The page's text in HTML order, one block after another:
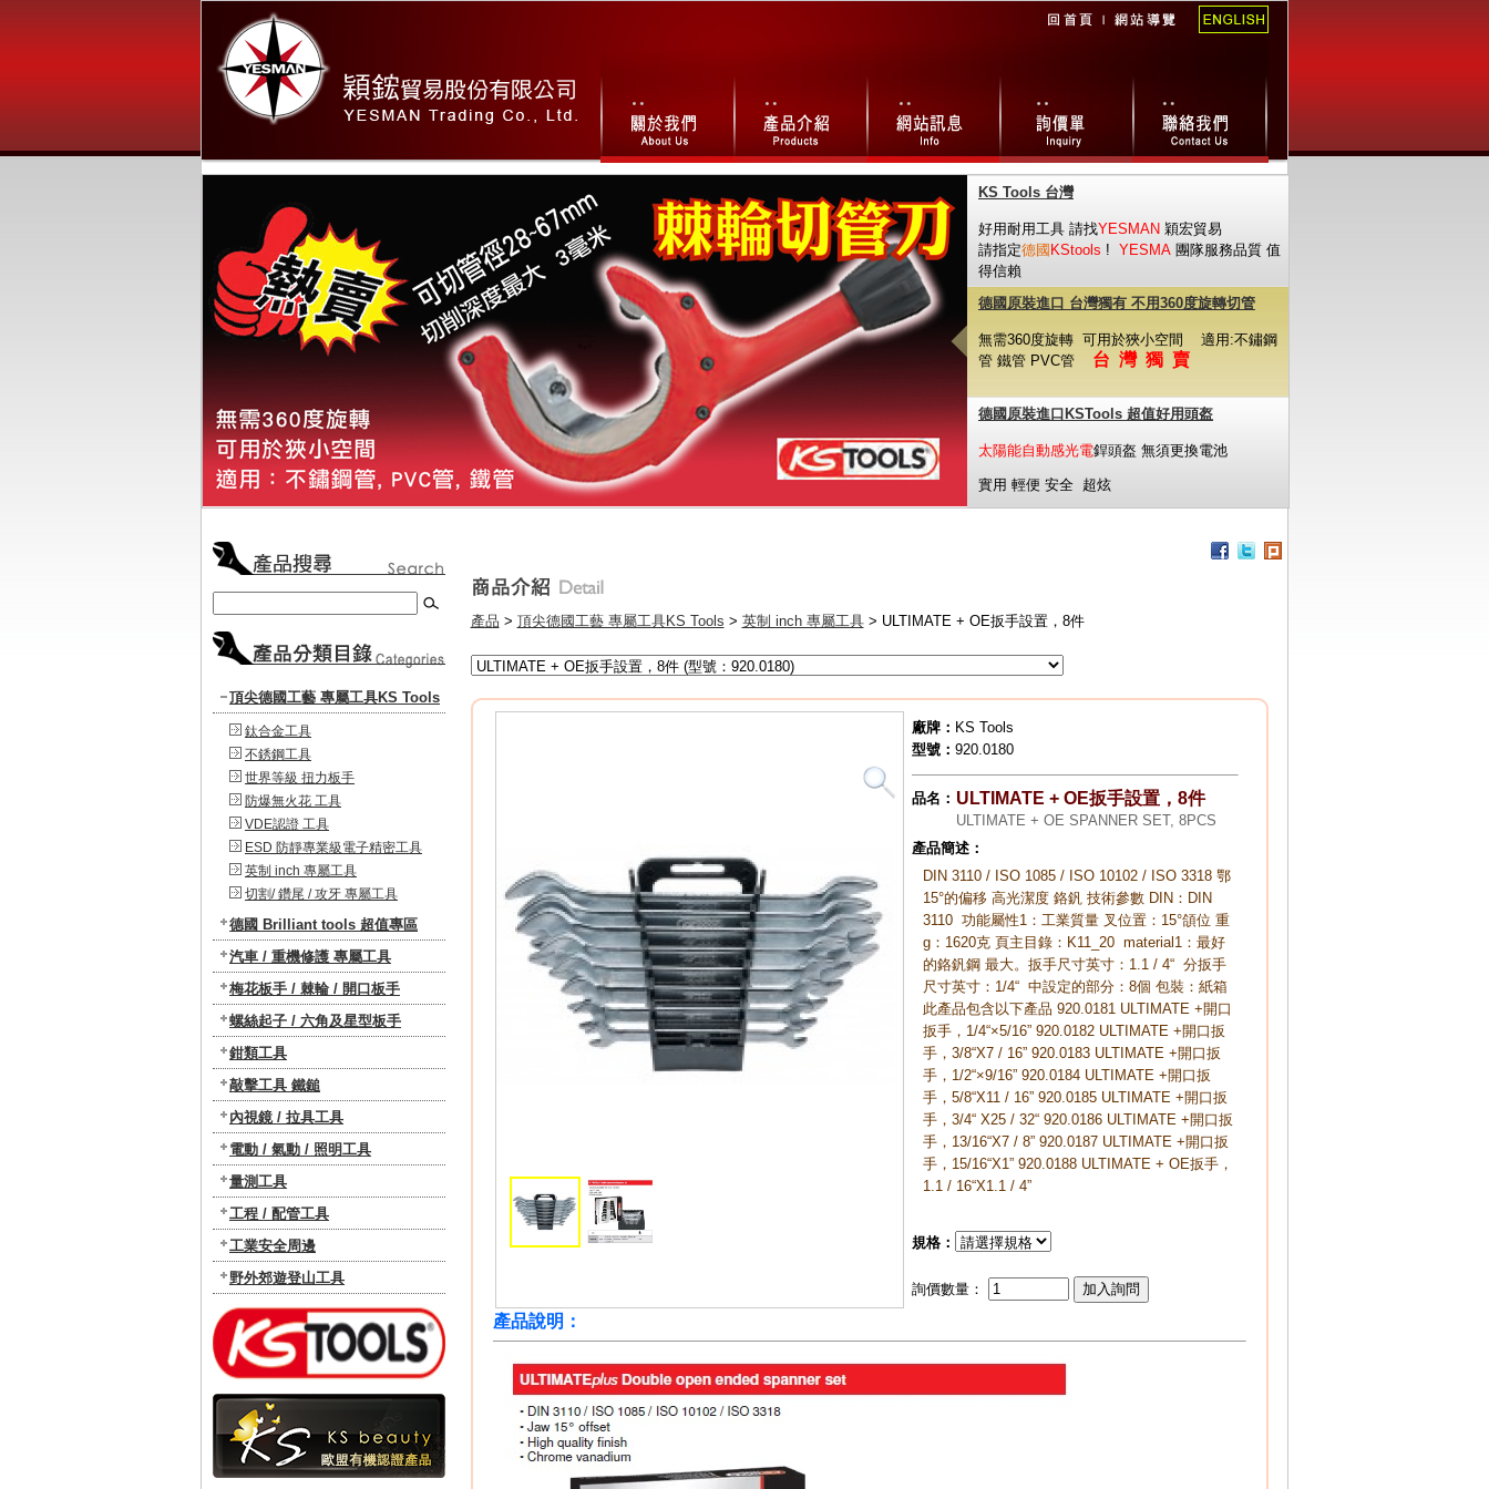
KS Tools 台灣
好用耐用工具 請找YESMAN 穎宏貿易
請指定德國 KStools ! YESMA 團隊服務品質 值
得信賴
德國原裝進口 台灣獨有 不用360度旋轉切管
無需360度旋轉 可用於狹小空間 適用:不鏽鋼
管 鐵管 PVC管 台 灣 獨 賣
德國原裝進口KSTools 超值好用頭盔
太陽能自動感光電銲頭盔 無須更換電池
實用 輕便 安全 超炫
德國精品
•符合人體工程學的軟握手柄
•空氣通過手柄排氣
頂尖德國工藝 專屬工具KS Tools
鈦合金工具
不銹鋼工具
世界等級 扭力板手
防爆無火花 工具
VDE認證 工具
ESD 防靜專業級電子精密工具
英制 inch 專屬工具
切割/ 鑽尾 / 攻牙 專屬工具
德國 Brilliant tools 超值專區
汽車 / 重機修護 專屬工具
梅花板手 / 棘輪 / 開口板手
螺絲起子 / 六角及星型板手
鉗類工具
敲擊工具 鐵鎚
內視鏡 / 拉具工具
電動 / 氣動 / 照明工具
量測工具
工程 / 配管工具
工業安全周邊
野外郊遊登山工具
產品 > 頂尖德國工藝 專屬工具KS Tools > 英制 inch 專屬工具> ULTIMATE + OE扳手設置，8件
廠牌： KS Tools
型號： 920.0180
品名： ULTIMATE + OE扳手設置，8件
ULTIMATE + OE SPANNER SET, 8PCS
產品簡述：
DIN 3110 / ISO 1085 / ISO 10102 / ISO 3318 鄂
15°的偏移 高光潔度 鉻釩 技術參數 DIN：DIN
3110 功能屬性1：工業質量 叉位置：15°頜位 重
g：1620克 頁主目錄：K11_20 material1：最好
的鉻釩鋼 最大。扳手尺寸英寸：1.1 / 4“ 分扳手
尺寸英寸：1/4“ 中設定的部分：8個 包裝：紙箱
此產品包含以下產品 920.0181 ULTIMATE +開口
扳手，1/4“×5/16” 920.0182 ULTIMATE +開口扳
手，3/8“X7 / 16” 920.0183 ULTIMATE +開口扳
手，1/2“×9/16” 920.0184 ULTIMATE +開口扳
手，5/8“X11 / 16” 920.0185 ULTIMATE +開口扳
手，3/4“ X25 / 32“ 920.0186 ULTIMATE +開口扳
手，13/16“X7 / 8” 920.0187 ULTIMATE +開口扳
手，15/16“X1” 920.0188 ULTIMATE + OE扳手，
1.1 / 16“X1.1 / 4”
規格：
詢價數量：
產品說明：